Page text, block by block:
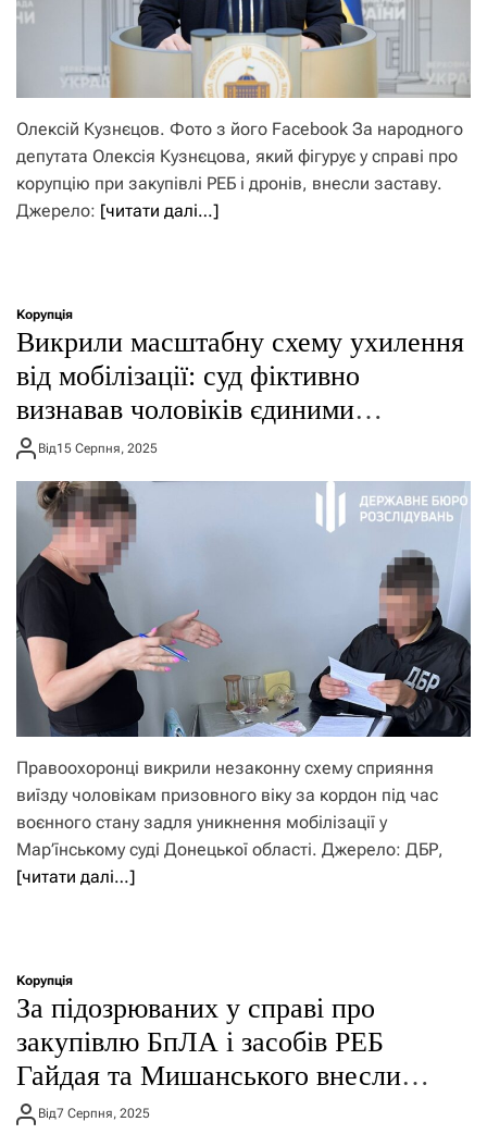
Олексій Кузнєцов. Фото з його Facebook За народного
депутата Олексія Кузнєцова, який фігурує у справі про
корупцію при закупівлі РЕБ і дронів, внесли заставу.
Джерело: [читати далі…]
Корупція
Викрили масштабну схему ухилення
від мобілізації: суд фіктивно
визнавав чоловіків єдиними
опікунами
Від15 Серпня, 2025
Правоохоронці викрили незаконну схему сприяння
виїзду чоловікам призовного віку за кордон під час
воєнного стану задля уникнення мобілізації у
Мар’їнському суді Донецької області. Джерело: ДБР,
[читати далі…]
Корупція
За підозрюваних у справі про
закупівлю БпЛА і засобів РЕБ
Гайдая та Мишанського внесли
застави
Від7 Серпня, 2025